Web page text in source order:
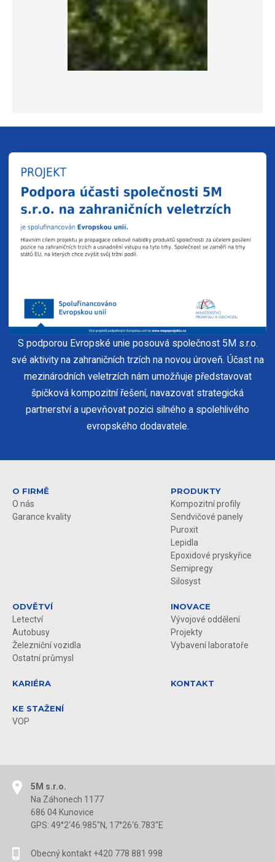
S podporou Evropské unie posouvá společnost 5M s.r.o.
své aktivity na zahraničních trzích na novou úroveň. Účast na
mezinárodních veletrzích nám umožňuje představovat
špičková kompozitní řešení, navazovat strategická
partnerství a upevňovat pozici silného a spolehlivého
evropského dodavatele.
O FIRMĚ
O nás
Garance kvality
PRODUKTY
Kompozitní profily
Sendvičové panely
Puroxit
Lepidla
Epoxidové pryskyřice
Semipregy
Silosyst
ODVĚTVÍ
Letectví
Autobusy
Železniční vozidla
Ostatní průmysl
INOVACE
Vývojové oddělení
Projekty
Vybavení laboratoře
KARIÉRA KONTAKT
KE STAŽENÍ
VOP
5M s.r.o.
Na Záhonech 1177
686 04 Kunovice
GPS: 49°2‘46.985"N, 17°26‘6.783"E
Obecný kontakt +420 778 881 998